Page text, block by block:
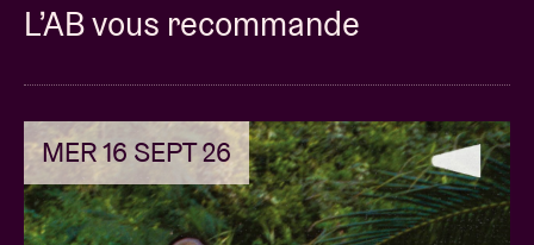
L’AB vous recommande
MER 16 SEPT 26